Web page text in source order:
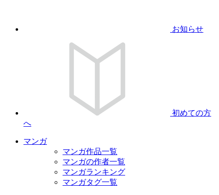
お知らせ
初めての方
へ
マンガ
マンガ作品一覧
マンガの作者一覧
マンガランキング
マンガタグ一覧